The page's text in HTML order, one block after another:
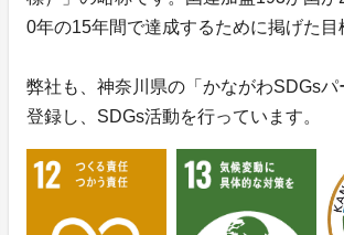
0年の15年間で達成するために掲げた目
弊社も、神奈川県の「かながわSDGsパ
登録し、SDGs活動を行っています。